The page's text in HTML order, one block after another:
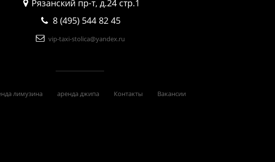
Рязанский пр-т, д.24 стр.1
8 (495) 544 82 45
vip-taxi-stolica@yandex.ru
лимузина аренда джипа Контакты Вакансии